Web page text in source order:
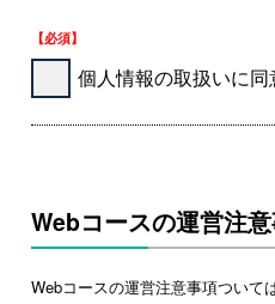
【必須】
個人情報の取扱いに同
Webコースの運営注
Webコースの運営注意事項ついて